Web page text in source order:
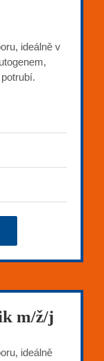
ideálně v
m/ž/j
ideálně